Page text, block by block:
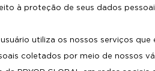
à proteção de seus dados
utiliza os nossos serviços
coletados por meio de nossos